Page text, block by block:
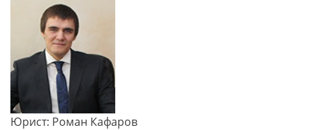
Юрист: Роман Кафаров